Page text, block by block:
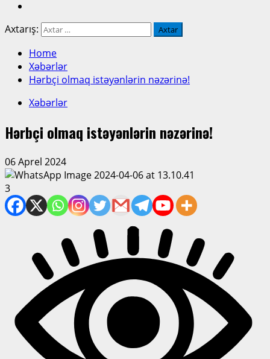
Axtarış:
Home
Xəbərlər
Hərbçi olmaq istəyənlərin nəzərinə!
Xəbərlər
Hərbçi olmaq istəyənlərin nəzərinə!
06 Aprel 2024
3